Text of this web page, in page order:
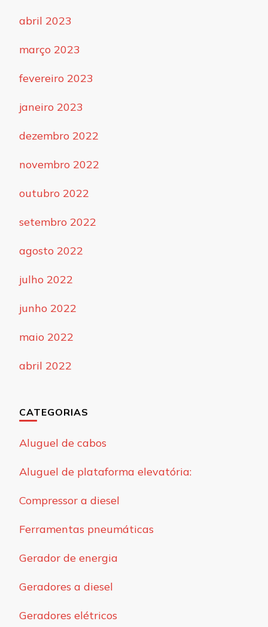
abril 2023
março 2023
fevereiro 2023
janeiro 2023
dezembro 2022
novembro 2022
outubro 2022
setembro 2022
agosto 2022
julho 2022
junho 2022
maio 2022
abril 2022
CATEGORIAS
Aluguel de cabos
Aluguel de plataforma elevatória:
Compressor a diesel
Ferramentas pneumáticas
Gerador de energia
Geradores a diesel
Geradores elétricos